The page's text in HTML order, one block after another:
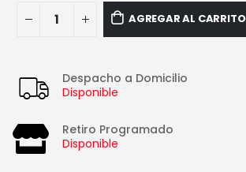
AGREGAR AL CARRITO
Despacho a Domicilio
Disponible
Retiro Programado
Disponible